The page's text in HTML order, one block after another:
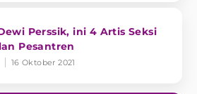
Perssik, ini 4 Artis Seksi
Pesantren
16 Oktober 2021